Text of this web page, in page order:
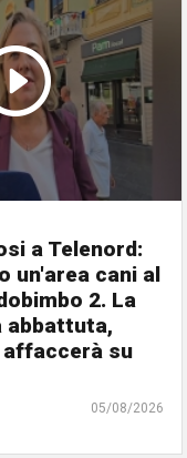
a Telenord:
un'area cani al
2. La
abbattuta,
affaccerà su
05/08/2026